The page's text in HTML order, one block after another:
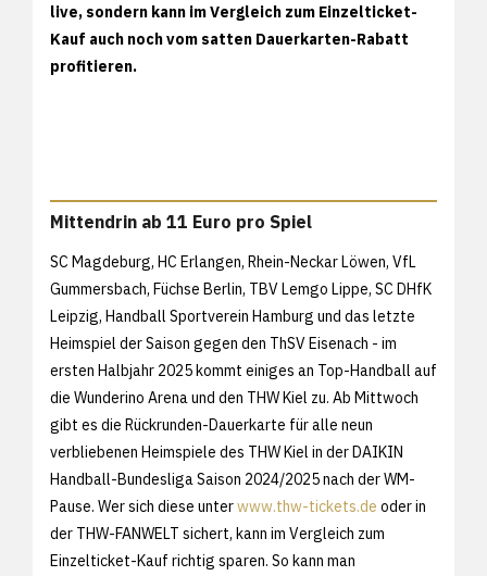
live, sondern kann im Vergleich zum Einzelticket-
Kauf auch noch vom satten Dauerkarten-Rabatt
profitieren.
Mittendrin ab 11 Euro pro Spiel
SC Magdeburg, HC Erlangen, Rhein-Neckar Löwen, VfL
Gummersbach, Füchse Berlin, TBV Lemgo Lippe, SC DHfK
Leipzig, Handball Sportverein Hamburg und das letzte
Heimspiel der Saison gegen den ThSV Eisenach - im
ersten Halbjahr 2025 kommt einiges an Top-Handball auf
die Wunderino Arena und den THW Kiel zu. Ab Mittwoch
gibt es die Rückrunden-Dauerkarte für alle neun
verbliebenen Heimspiele des THW Kiel in der DAIKIN
Handball-Bundesliga Saison 2024/2025 nach der WM-
Pause. Wer sich diese unterwww.thw-tickets.de oder in
der THW-FANWELT sichert, kann im Vergleich zum
Einzelticket-Kauf richtig sparen. So kann man